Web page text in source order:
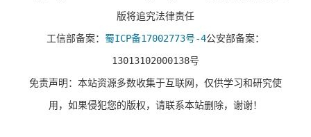
版将追究法律责任
工信部备案： 蜀ICP备17002773号-4公安部备案：
13013102000138号
免责声明：本站资源多数收集于互联网，仅供学习和研究使
用，如果侵犯您的版权，请联系本站删除，谢谢！